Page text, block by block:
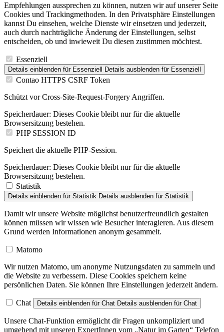
Empfehlungen aussprechen zu können, nutzen wir auf unserer Seite
Cookies und Trackingmethoden. In den Privatsphäre Einstellungen
kannst Du einsehen, welche Dienste wir einsetzen und jederzeit,
auch durch nachträgliche Änderung der Einstellungen, selbst
entscheiden, ob und inwieweit Du diesen zustimmen möchtest.
Essenziell
Details einblenden für Essenziell Details ausblenden für Essenziell
Contao HTTPS CSRF Token
Schützt vor Cross-Site-Request-Forgery Angriffen.
Speicherdauer: Dieses Cookie bleibt nur für die aktuelle
Browsersitzung bestehen.
PHP SESSION ID
Speichert die aktuelle PHP-Session.
Speicherdauer: Dieses Cookie bleibt nur für die aktuelle
Browsersitzung bestehen.
Statistik
Details einblenden für Statistik Details ausblenden für Statistik
Damit wir unsere Website möglichst benutzerfreundlich gestalten
können müssen wir wissen wie Besucher interagieren. Aus diesem
Grund werden Informationen anonym gesammelt.
Matomo
Wir nutzen Matomo, um anonyme Nutzungsdaten zu sammeln und
die Website zu verbessern. Diese Cookies speichern keine
persönlichen Daten. Sie können Ihre Einstellungen jederzeit ändern.
Chat Details einblenden für Chat Details ausblenden für Chat
Unsere Chat-Funktion ermöglicht dir Fragen unkompliziert und
umgehend mit unseren ExpertInnen vom „Natur im Garten“ Telefon